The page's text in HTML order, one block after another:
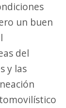
un buen
del
y las